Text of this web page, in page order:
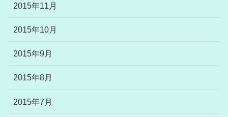
2015年11月
2015年10月
2015年9月
2015年8月
2015年7月